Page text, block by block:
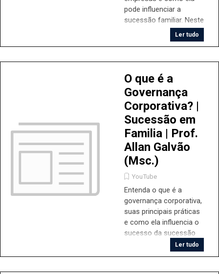
discussão!
pode influenciar a
sucessão familiar. Neste
vídeo, o Prof. Allan
Galvão, especialista em
sucessório, explica as
estruturas-chave e
desafios de implementar
práticas eficazes de
governança. Inscreva-se
e aprenda mais sobre a
importância da
confiança e da
transparência nas
organizações familiares!
Ler tudo
O que é a
Governança
Corporativa? |
Sucessão em
Familia | Prof.
Allan Galvão
(Msc.)
YouTube
Entenda o que é a
governança corporativa,
suas principais práticas
e como ela influencia o
sucesso da sucessão
familiar nas empresas.
O Prof. Allan Galvão
Ler tudo